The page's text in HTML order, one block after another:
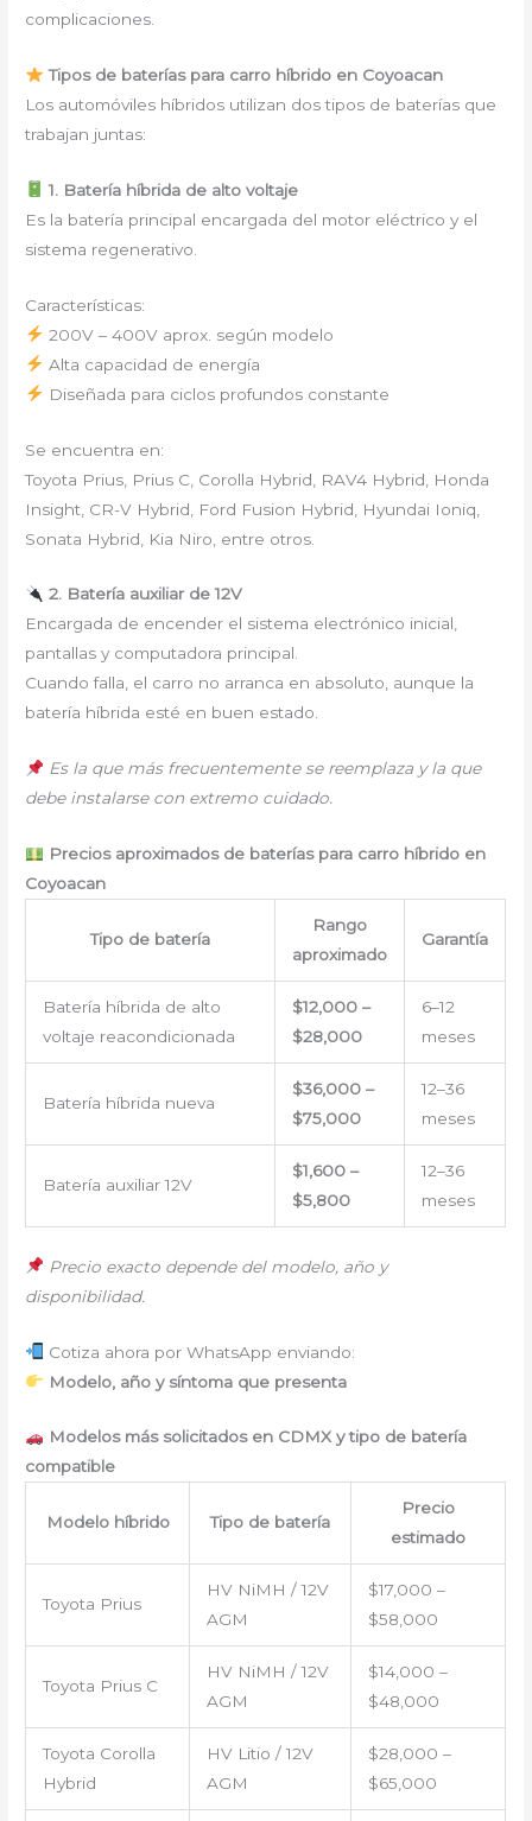
complicaciones.
Tipos de baterías para carro híbrido en Coyoacan
Los automóviles híbridos utilizan dos tipos de baterías que
trabajan juntas:
1. Batería híbrida de alto voltaje
Es la batería principal encargada del motor eléctrico y el
sistema regenerativo.
Características:
200V – 400V aprox. según modelo
Alta capacidad de energía
Diseñada para ciclos profundos constante
Se encuentra en:
Toyota Prius, Prius C, Corolla Hybrid, RAV4 Hybrid, Honda
Insight, CR-V Hybrid, Ford Fusion Hybrid, Hyundai Ioniq,
Sonata Hybrid, Kia Niro, entre otros.
2. Batería auxiliar de 12V
Encargada de encender el sistema electrónico inicial,
pantallas y computadora principal.
Cuando falla, el carro no arranca en absoluto, aunque la
batería híbrida esté en buen estado.
Es la que más frecuentemente se reemplaza y la que
debe instalarse con extremo cuidado.
Precios aproximados de baterías para carro híbrido en
Coyoacan
Tipo de batería
Rango
aproximado
Garantía
Batería híbrida de alto
voltaje reacondicionada
$12,000 –
$28,000
6–12
meses
Batería híbrida nueva
$36,000 –
$75,000
12–36
meses
Batería auxiliar 12V
$1,600 –
$5,800
12–36
meses
Precio exacto depende del modelo, año y
disponibilidad.
Cotiza ahora por WhatsApp enviando:
Modelo, año y síntoma que presenta
Modelos más solicitados en CDMX y tipo de batería
compatible
Modelo híbrido Tipo de batería
Precio
estimado
Toyota Prius
HV NiMH / 12V
AGM
$17,000 –
$58,000
Toyota Prius C
HV NiMH / 12V
AGM
$14,000 –
$48,000
Toyota Corolla
Hybrid
HV Litio / 12V
AGM
$28,000 –
$65,000